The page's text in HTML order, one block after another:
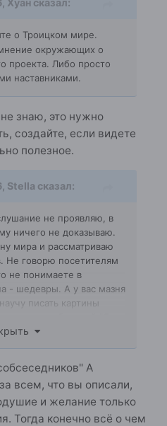
Хуан сказал:
о Троицком мире.
окружающих о
проекта. Либо просто
наставниками.
знаю, это нужно
создайте, если видете
полезное.
Stella сказал:
не проявляю, в
ничего не доказываю.
мира и рассматриваю
Не говорю посетителям
не понимаете в
- шедевры. А у вас мазня
писать картины
Не втюхиваю
истину!"
А
всем, что вы описали,
и желание только
Тогда конечно всё о чем